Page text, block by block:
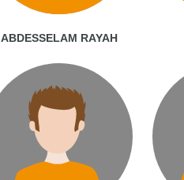
ABDESSELAM RAYAH